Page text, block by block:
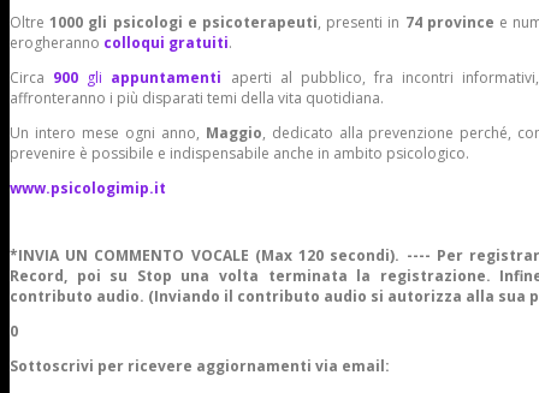
Oltre1000 gli psicologi e psicoterapeuti, presenti in 74 province e
erogheranno colloqui gratuiti.
Circa 900 gli appuntamenti aperti al pubblico, fra incontri
affronteranno i più disparati temi della vita quotidiana.
Un intero mese ogni anno, Maggio, dedicato alla prevenzione perché,
prevenire è possibile e indispensabile anche in ambito psicologico.
www.psicologimip.it
*INVIA UN COMMENTO VOCALE (Max 120 secondi). ---- Per
Record, poi su Stop una volta terminata la registrazione.
contributo audio. (Inviando il contributo audio si autorizza alla sua
0
Sottoscrivi per ricevere aggiornamenti via email: